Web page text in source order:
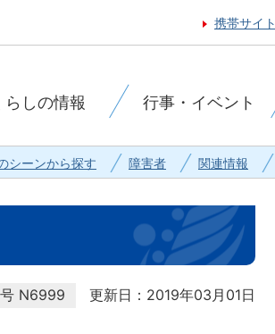
携帯サイト
らしの情報 行事・イベント
シーンから探す 障害者 関連情報
N6999
更新日：2019年03月01日